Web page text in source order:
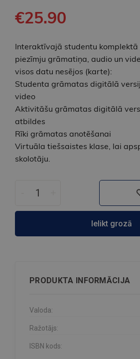
€25.90
Interaktīvajā studentu
piezīmju grāmatiņa, audio un
visos datu nesējos (karte):
Studenta grāmatas digitālā
video
Aktivitāšu grāmatas digitālā
atbildes
Rīki grāmatas anotēšanai
Virtuāla tiešsaistes klase, lai
skolotāju.
Ielikt grozā
PRODUKTA INFORMĀCIJA
Valoda:
Ražotājs:
ISBN kods: